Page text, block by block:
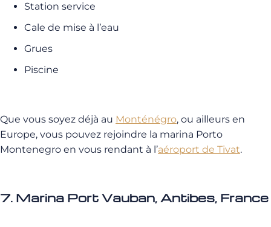
Station service
Cale de mise à l’eau
Grues
Piscine
Que vous soyez déjà au Monténégro, ou ailleurs en
Europe, vous pouvez rejoindre la marina Porto
Montenegro en vous rendant à l’aéroport de Tivat.
7. Marina Port Vauban, Antibes, France